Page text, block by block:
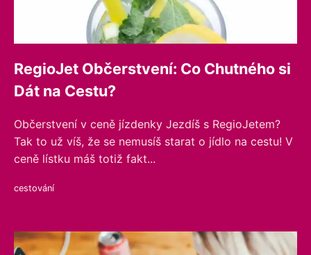
RegioJet Občerstvení: Co Chutného si
Dát na Cestu?
Občerstvení v ceně jízdenky Jezdíš s RegioJetem?
Tak to už víš, že se nemusíš starat o jídlo na cestu! V
ceně lístku máš totiž fakt...
cestování